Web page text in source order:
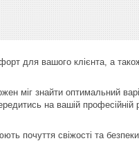
для вашого клієнта, а
міг знайти оптимальний
на вашій професійній
почуття свіжості та